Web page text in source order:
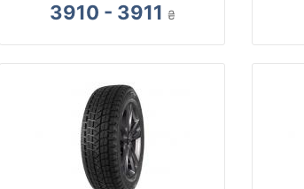
3910 - 3911 ₴